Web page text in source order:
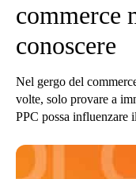
commerce
conoscere
Nel gergo del
volte, solo provare a
PPC possa influenzare